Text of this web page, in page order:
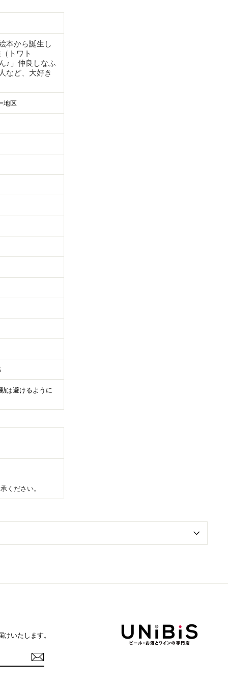
本から誕生し
トワト
♪」仲良しなふ
など、大好き
地区
は避けるように
ください。
いたします。